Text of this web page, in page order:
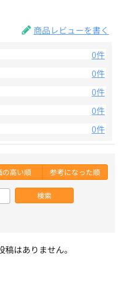
商品レビューを書く
0件
0件
0件
0件
0件
の高い順 参考になった順
検索
はありません。